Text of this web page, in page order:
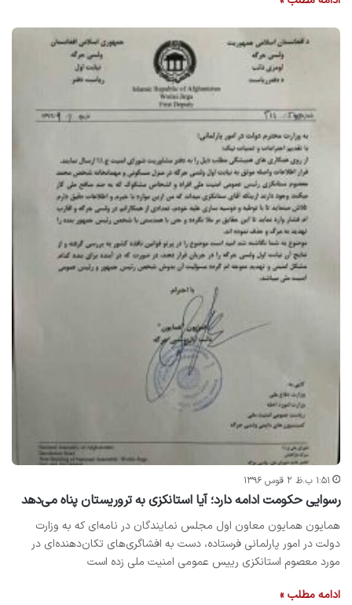
۱:۵۱ ب.ظ ۲ قوس ۱۳۹۶
رسوایی حکومت ادامه دارد؛ آیا استانکزی به تروریستان پناه می‌دهد
همایون همایون معاون اول مجلس نمایندگان در نامه‌ای که به وزارت
دولت در امور پارلمانی فرستاده، دست به افشاگری‌های تکان‌دهنده‌ای در
مورد معصوم استانکزی رییس عمومی امنیت ملی زده است
ادامه مطلب »